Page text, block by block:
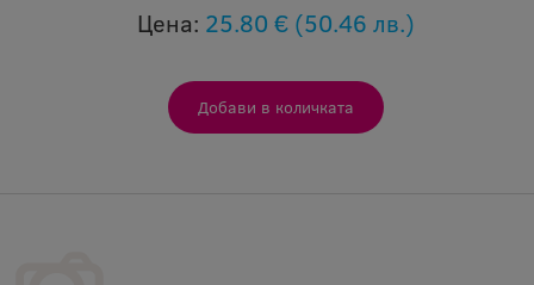
Цена: 25.80 € (50.46 лв.)